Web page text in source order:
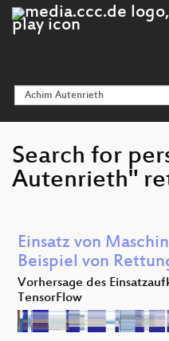
Search for
Autenrieth"
Einsatz von
Beispiel von
Vorhersage des
TensorFlow